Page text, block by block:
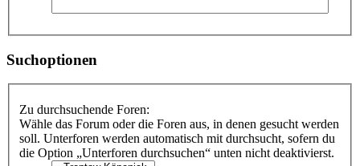
Suchoptionen
Zu durchsuchende Foren:
Wähle das Forum oder die Foren aus, in denen gesucht werden
soll. Unterforen werden automatisch mit durchsucht, sofern du
die Option „Unterforen durchsuchen“ unten nicht deaktivierst.